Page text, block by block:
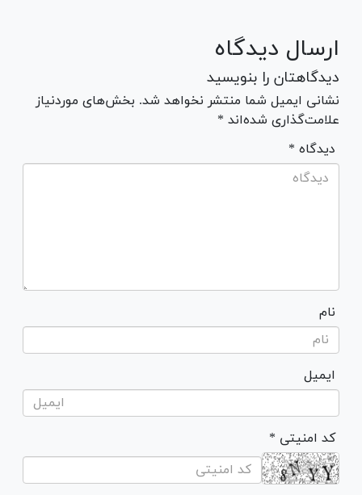
ارسال دیدگاه
دیدگاهتان را بنویسید
نشانی ایمیل شما منتشر نخواهد شد. بخش‌های موردنیاز
علامت‌گذاری شده‌اند *
* دیدگاه
نام
ایمیل
* کد امنیتی